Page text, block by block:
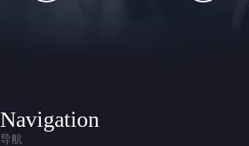
Navigation
导航